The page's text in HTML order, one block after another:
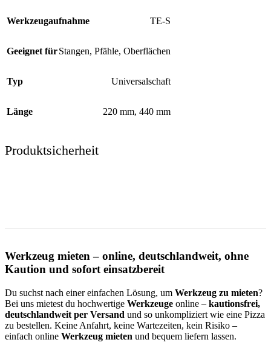
Werkzeugaufnahme TE-S
Geeignet fürStangen, Pfähle, Oberflächen
Typ Universalschaft
Länge 220 mm, 440 mm
Produktsicherheit
Werkzeug mieten – online, deutschlandweit, ohne
Kaution und sofort einsatzbereit
Du suchst nach einer einfachen Lösung, um Werkzeug zu mieten?
Bei uns mietest du hochwertige Werkzeuge online – kautionsfrei,
deutschlandweit per Versand und so unkompliziert wie eine Pizza
zu bestellen. Keine Anfahrt, keine Wartezeiten, kein Risiko –
einfach online Werkzeug mieten und bequem liefern lassen.